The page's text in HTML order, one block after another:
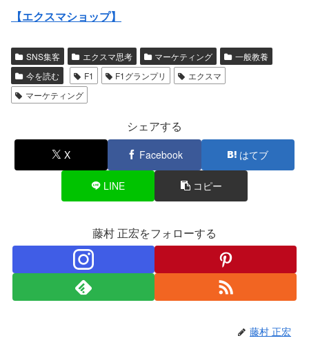
【エクスマショップ】
SNS集客 エクスマ思考 マーケティング
一般教養
今を読む
F1 F1グランプリ
エクスマ
マーケティング
シェアする
X Facebook はてブ
LINE コピー
藤村 正宏をフォローする
藤村 正宏